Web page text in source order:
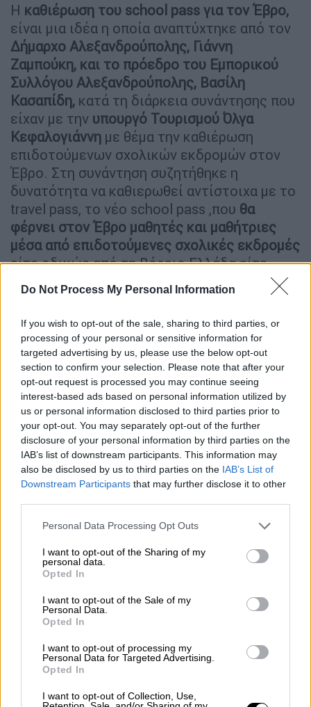
Do Not Process My Personal Information
If you wish to opt-out of the sale, sharing to third parties, or
processing of your personal or sensitive information for
targeted advertising by us, please use the below opt-out
section to confirm your selection. Please note that after your
opt-out request is processed you may continue seeing
interest-based ads based on personal information utilized by
us or personal information disclosed to third parties prior to
your opt-out. You may separately opt-out of the further
disclosure of your personal information by third parties on the
IAB’s list of downstream participants. This information may
also be disclosed by us to third parties on the IAB’s List of
Downstream Participants that may further disclose it to other
Please note that this website/app uses one or more Google
not limited to your visit or usage behaviour. You may click to
grant or deny consent to Google and its third-party tags to
use your data for below specified purposes in below Google
consent section.
Personal Data Processing Opt Outs
I want to opt-out of the Sharing of my
personal data.
Opted In
I want to opt-out of the Sale of my
Personal Data.
Opted In
I want to opt-out of processing my
Personal Data for Targeted Advertising.
Opted In
I want to opt-out of Collection, Use,
Η καθιέρωση του school pass για τον Έβρο,
είναι μια ιδέα η οποία αναπτύχτηκε από τον
Δήμαρχο Αλεξανδρούπολης, Γιάννη
Ζαμπούκη, και το πρόεδρο του Εμπορικού
Συλλόγου Αλεξανδρούπολης, Βασίλη
Κασαπίδη, κατά τη διάρκεια συνάντησης που
είχαν με την υπουργό Τουρισμού Όλγα
Κεφαλογιάννη με θέμα την καθιέρωση
επιδοτούμενων σχολικών εκδρομών στον
Έβρο. Στη συνάντηση συζητήθηκε η
δυνατότητα να καθιερωθεί αντίστοιχα με το
travel pass, το νέο school pass ,που θα
φέρνει στον Έβρο μαθητές και μαθήτριες
μέσα από επιδοτούμενες σχολικές εκδρομές
είτε οδικώς από τη Βόρειο Ελλάδα είτε
αεροπορικώς από την υπόλοιπη ηπειρωτική
και νησιωτική χώρα. Ο Δήμαρχος
Αλεξανδρούπολης τόνισε ότι “οφείλουμε να
μετατρέψουμε τη δοκιμασία με τις
πυρκαγιές σε μια νέα δυνατότητα και
ευκαιρία για την τουριστική προώθηση και
ανάπτυξη της περιοχής μας και ολόκληρου
του Έβρου καθώς μέσα από τις
επιδοτούμενες σχολικές εκδρομές τα
υπόλοιπα Ελληνόπουλα θα έχουν τη ευκαιρία
να γνωρίσουν τις ομορφιές της ευρύτερης
περιοχής μας και να συνεχιστεί ηυψηλή
όπως είναι ο χειμώνας και η άνοιξη.”
Παράλληλα συζητήθηκε να δοθεί στις
εκδρομές αυτές εκπαιδευτικός χαρακτήρας
ταξιδέψουν και θαγνωρίσουν την περιοχή
του Έβρουνα έρθουν σε άμεση επαφή με το
φυσικό τοπίο, τους ημιορεινούς όγκους της
Κίρκης, του Άβαντα, την Τραϊανούπολη και το
δάσος της Δαδιάς
σχολείο σεδράσεις δενδροφύτευσης